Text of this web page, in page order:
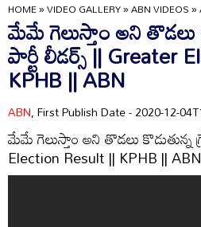
HOME»VIDEO GALLERY»ABN VIDEOS»
మేమే గెలుస్తాం అని తొడలు
పార్టీ లీడర్స్ || Greater
KPHB || ABN
ABN, First Publish Date - 2020-12-
మేమే గెలుస్తాం అని తొడలు కొడుతున్న
Election Result || KPHB || ABN